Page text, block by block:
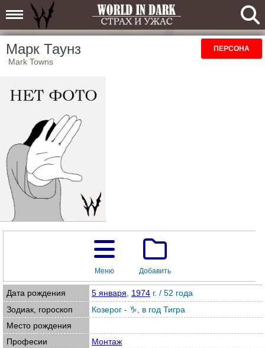
Марк Таунз
Mark Towns
ПЕРСОНА
Меню Добавить
Дата рождения 5 января, 1974 г. / 52 года
Зодиак, гороскоп
Козерог - ♑, в год Тигра
Место рождения
Професии
Монтаж